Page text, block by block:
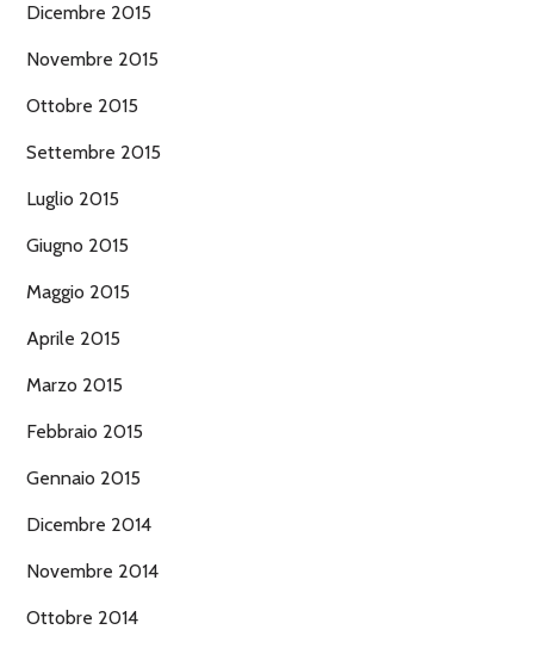
Dicembre 2015
Novembre 2015
Ottobre 2015
Settembre 2015
Luglio 2015
Giugno 2015
Maggio 2015
Aprile 2015
Marzo 2015
Febbraio 2015
Gennaio 2015
Dicembre 2014
Novembre 2014
Ottobre 2014